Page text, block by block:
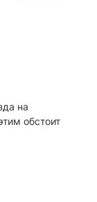
на
обстоит